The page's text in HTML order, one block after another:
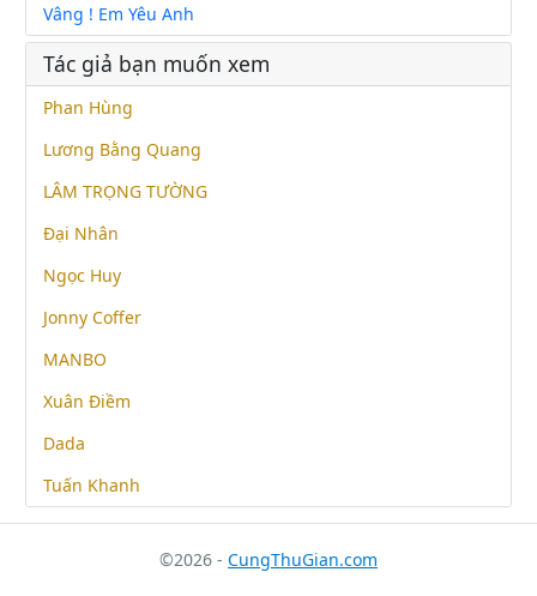
Vâng ! Em Yêu Anh
Tác giả bạn muốn xem
Phan Hùng
Lương Bằng Quang
LÂM TRỌNG TƯỜNG
Đại Nhân
Ngọc Huy
Jonny Coffer
MANBO
Xuân Điềm
Dada
Tuấn Khanh
©2026 - CungThuGian.com